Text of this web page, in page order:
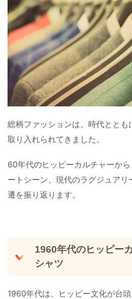
総柄ファッションは、時代とと
取り入れられてきました。
60年代のヒッピーカルチャーか
ートシーン、現代のラグジュア
遷を振り返ります。
1960年代のヒッピー
シャツ
1960年代は、ヒッピー文化が台